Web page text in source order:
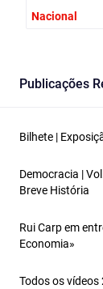
Nacional
Publicações
Bilhete |
Democracia |
Breve História
Rui Carp em
Economia»
Todos os